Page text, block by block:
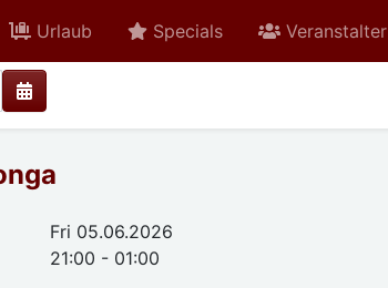
Urlaub Specials Veranstalter
Fri 05.06.2026
21:00 - 01:00